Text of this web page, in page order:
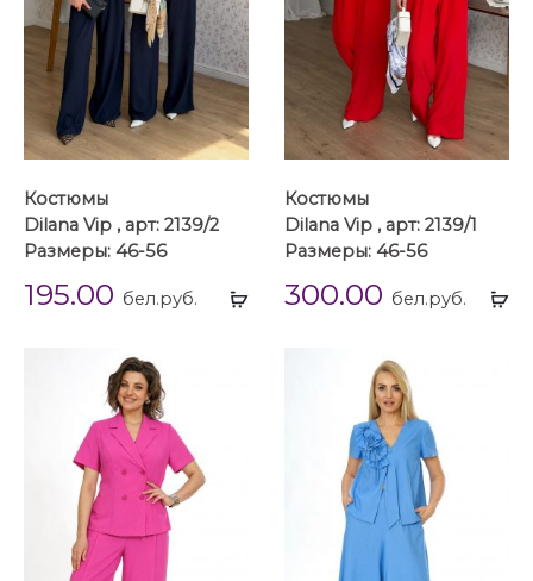
Выбрать
Костюмы
Dilana Vip , арт: 2139/2
Размеры: 46-56
195.00 бел.руб.
Костюмы
Dilana Vip , арт: 2139/1
Размеры: 46-56
300.00 бел.руб.